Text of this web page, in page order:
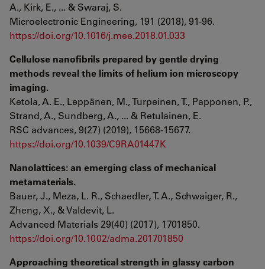
A., Kirk, E., ... & Swaraj, S.
Microelectronic Engineering, 191 (2018), 91-96.
https://doi.org/10.1016/j.mee.2018.01.033
Cellulose nanofibrils prepared by gentle drying
methods reveal the limits of helium ion microscopy
imaging.
Ketola, A. E., Leppänen, M., Turpeinen, T., Papponen, P.,
Strand, A., Sundberg, A., ... & Retulainen, E.
RSC advances, 9(27) (2019), 15668-15677.
https://doi.org/10.1039/C9RA01447K
Nanolattices: an emerging class of mechanical
metamaterials.
Bauer, J., Meza, L. R., Schaedler, T. A., Schwaiger, R.,
Zheng, X., & Valdevit, L.
Advanced Materials 29(40) (2017), 1701850.
https://doi.org/10.1002/adma.201701850
Approaching theoretical strength in glassy carbon